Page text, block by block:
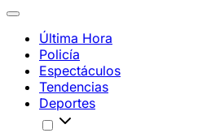
Última Hora
Policía
Espectáculos
Tendencias
Deportes